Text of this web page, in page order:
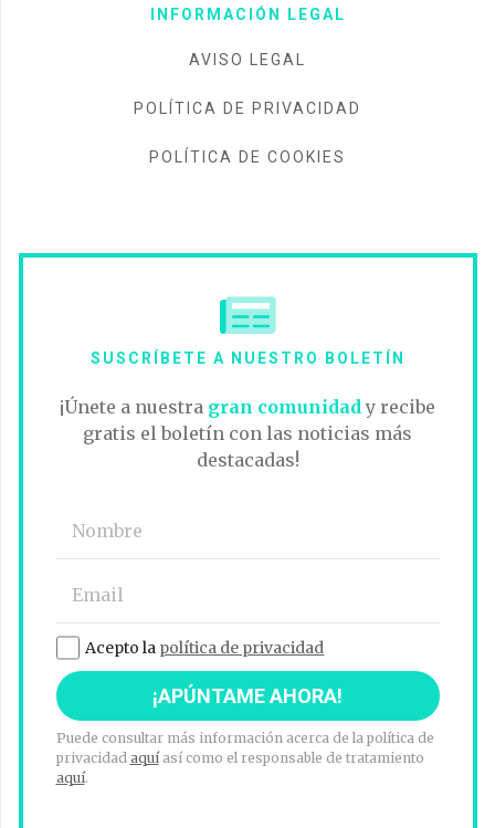
INFORMACIÓN LEGAL
AVISO LEGAL
POLÍTICA DE PRIVACIDAD
POLÍTICA DE COOKIES
SUSCRÍBETE A NUESTRO BOLETÍN
¡Únete a nuestra gran comunidad y recibe
gratis el boletín con las noticias más
destacadas!
Acepto la política de privacidad
Puede consultar más información acerca de la política de
privacidad aquíasí como el responsable de tratamiento
aquí.